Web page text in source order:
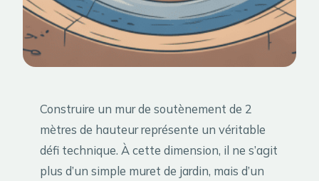
Construire un mur de soutènement de 2
mètres de hauteur représente un véritable
défi technique. À cette dimension, il ne s’agit
plus d’un simple muret de jardin, mais d’un